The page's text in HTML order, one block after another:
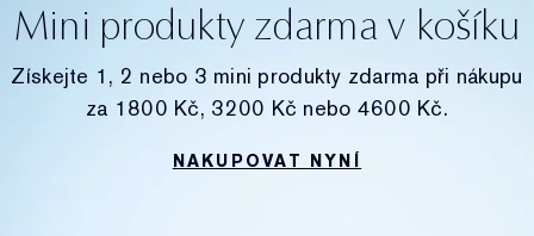
Mini produkty zdarma v košíku
Získejte 1, 2 nebo 3 mini produkty zdarma při nákupu
za 1800 Kč, 3200 Kč nebo 4600 Kč.
NAKUPOVAT NYNÍ